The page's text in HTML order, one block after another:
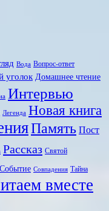
Вода Вопрос-ответ
уголок Домашнее чтение
Интервью
Легенда Новая книга
Память Пост
Рассказ Святой
Событие Совпадения Тайна
вместе